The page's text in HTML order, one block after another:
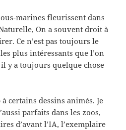
marines fleurissent dans
On a souvent droit à
Ce n’est pas toujours le
plus intéressants que l’on
y a toujours quelque chose
certains dessins animés. Je
parfaits dans les zoos,
d’avant l’IA, l’exemplaire